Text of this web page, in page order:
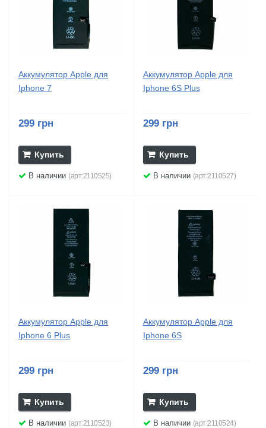
Аккумулятор Apple для
Iphone 7
299 грн
Купить
В наличии (арт:2110525)
Аккумулятор Apple для
Iphone 6S Plus
299 грн
Купить
В наличии (арт:2110527)
Аккумулятор Apple для
Iphone 6 Plus
299 грн
Купить
В наличии (арт:2110523)
Аккумулятор Apple для
Iphone 6S
299 грн
Купить
В наличии (арт:2110524)